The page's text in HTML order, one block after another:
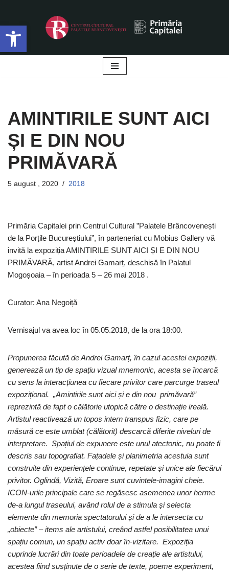
Deschide bara de unelte
Sari
la
conținut
AMINTIRILE SUNT AICI
ȘI E DIN NOU
PRIMĂVARĂ
5 august , 2020 2018
Primăria Capitalei prin Centrul Cultural ”Palatele Brâncovenești
de la Porțile Bucureștiului”, în parteneriat cu Mobius Gallery vă
invită la expoziția AMINTIRILE SUNT AICI ȘI E DIN NOU
PRIMĂVARĂ, artist Andrei Gamarț, deschisă în Palatul
Mogoșoaia – în perioada 5 – 26 mai 2018 .
Curator: Ana Negoiță
Vernisajul va avea loc în 05.05.2018, de la ora 18:00.
Propunerea făcută de Andrei Gamarț, în cazul acestei expoziții,
generează un tip de spațiu vizual mnemonic, acesta se încarcă
cu sens la interacțiunea cu fiecare privitor care parcurge traseul
expozițional. „Amintirile sunt aici și e din nou primăvară”
reprezintă de fapt o călătorie utopică către o destinație ireală.
Artistul reactivează un topos intern transpus fizic, care pe
măsură ce este umblat (călătorit) descarcă diferite niveluri de
interpretare. Spațiul de expunere este unul atectonic, nu poate fi
descris sau topografiat. Fațadele și planimetria acestuia sunt
construite din experiențele continue, repetate și unice ale fiecărui
privitor. Oglindă, Vizită, Eroare sunt cuvintele-imagini cheie.
ICON-urile principale care se regăsesc asemenea unor herme
de-a lungul traseului, având rolul de a stimula și selecta
elemente din memoria spectatorului și de a le intersecta cu
„obiecte” – items ale artistului, creând astfel posibilitatea unui
spațiu comun, un spațiu activ doar în-vizitare. Expoziția
cuprinde lucrări din toate perioadele de creație ale artistului,
acestea fiind susținute de o serie de texte, poeme experiment,